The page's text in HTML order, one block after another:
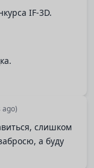
IF-3D.
ago)
слишком
а буду